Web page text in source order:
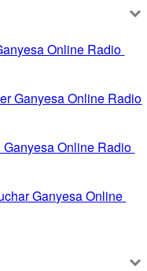
Online Radio
Ganyesa Online Radio
Ganyesa Online Radio
Ganyesa Online